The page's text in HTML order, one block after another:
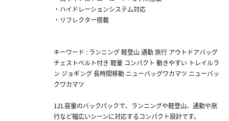
・ハイドレーションシステム対応
・リフレクター搭載
キーワード : ランニング 軽登山 通勤 旅行 アウトドアバッグ
チェストベルト付き 軽量 コンパクト 動きやすい トレイルラ
ン ジョギング 長時間移動 ニューバッグワカマツ ニューバッ
クワカマツ
12L容量のバックパックで、ランニングや軽登山、通勤や旅
行など幅広いシーンに対応するコンパクト設計です。